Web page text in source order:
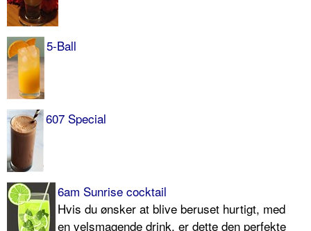
5-Ball
607 Special
6am Sunrise cocktail
Hvis du ønsker at blive beruset hurtigt, med
en velsmagende drink, er dette den perfekte